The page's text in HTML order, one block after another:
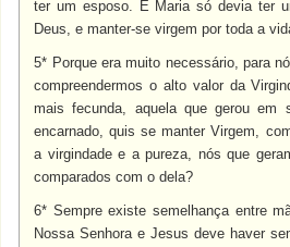
ter um esposo. E Maria só devia ter
Deus, e manter-se virgem por toda a
5* Porque era muito necessário, para
compreendermos o alto valor da
mais fecunda, aquela que gerou em
encarnado, quis se manter Virgem,
a virgindade e a pureza, nós que
comparados com o dela?
6* Sempre existe semelhança entre
Nossa Senhora e Jesus deve haver